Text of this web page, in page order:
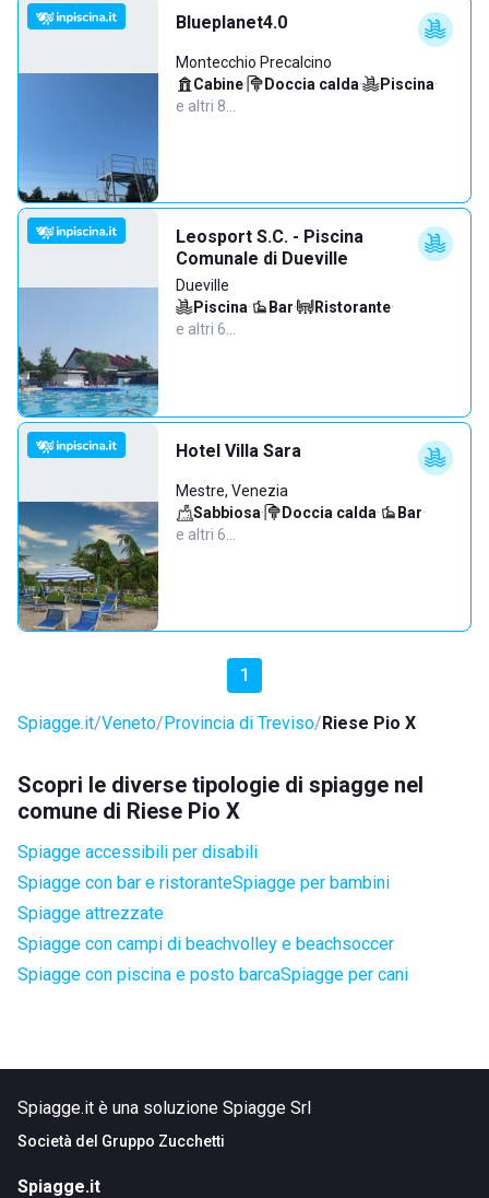
Blueplanet4.0
Montecchio Precalcino
Cabine· Doccia calda· Piscina·
e altri 8…
Leosport S.C. - Piscina
Comunale di Dueville
Dueville
Piscina· Bar· Ristorante·
e altri 6…
Hotel Villa Sara
Mestre, Venezia
Sabbiosa· Doccia calda· Bar·
e altri 6…
1
Spiagge.it Veneto Provincia di Treviso Riese Pio X
Scopri le diverse tipologie di spiagge nel
comune di Riese Pio X
Spiagge accessibili per disabili
Spiagge con bar e ristoranteSpiagge per bambini
Spiagge attrezzate
Spiagge con campi di beachvolley e beachsoccer
Spiagge con piscina e posto barcaSpiagge per cani
Spiagge.it è una soluzione Spiagge Srl
Società del Gruppo Zucchetti
Spiagge.it